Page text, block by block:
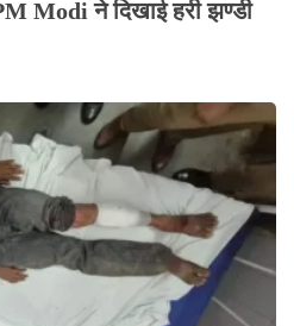
Modi ने दिखाई हरी झण्डी